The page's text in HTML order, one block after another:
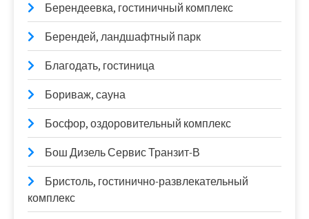
Берендеевка, гостиничный комплекс
Берендей, ландшафтный парк
Благодать, гостиница
Бориваж, сауна
Босфор, оздоровительный комплекс
Бош Дизель Сервис Транзит-В
Бристоль, гостинично-развлекательный
комплекс